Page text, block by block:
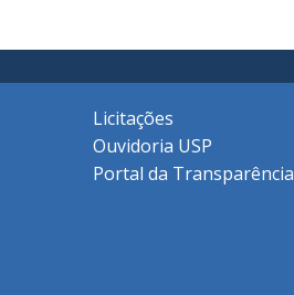
Licitações
Ouvidoria USP
Portal da Transparência